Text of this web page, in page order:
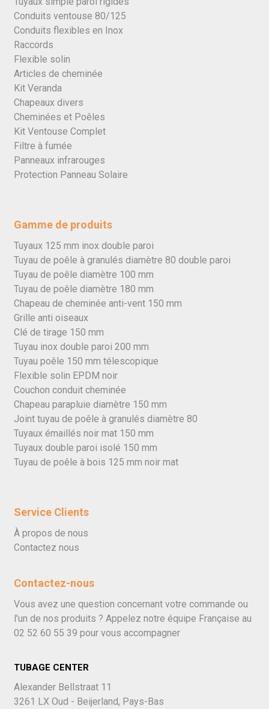
Conduits ventouse 80/125
Conduits flexibles en Inox
Raccords
Flexible solin
Articles de cheminée
Kit Veranda
Chapeaux divers
Cheminées et Poêles
Kit Ventouse Complet
Filtre à fumée
Panneaux infrarouges
Protection Panneau Solaire
Gamme de produits
Tuyaux 125 mm inox double paroi
Tuyau de poêle à granulés diamètre 80 double paroi
Tuyau de poêle diamètre 100 mm
Tuyau de poêle diamètre 180 mm
Chapeau de cheminée anti-vent 150 mm
Grille anti oiseaux
Clé de tirage 150 mm
Tuyau inox double paroi 200 mm
Tuyau poêle 150 mm télescopique
Flexible solin EPDM noir
Couchon conduit cheminée
Chapeau parapluie diamètre 150 mm
Joint tuyau de poêle à granulés diamètre 80
Tuyaux émaillés noir mat 150 mm
Tuyaux double paroi isolé 150 mm
Tuyau de poêle à bois 125 mm noir mat
Service Clients
À propos de nous
Contactez nous
Contactez-nous
Vous avez une question concernant votre commande ou
l'un de nos produits ? Appelez notre équipe Française au
02 52 60 55 39 pour vous accompagner
TUBAGE CENTER
Alexander Bellstraat 11
3261 LX Oud - Beijerland, Pays-Bas